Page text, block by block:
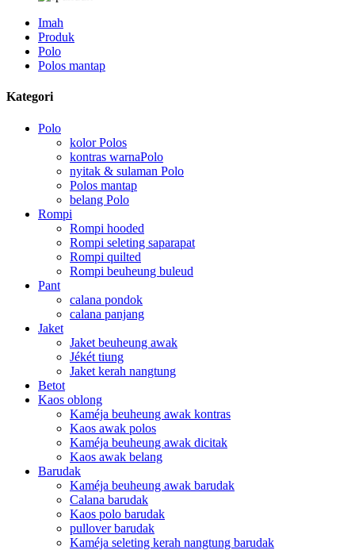
Imah
Produk
Polo
Polos mantap
Kategori
Polo
kolor Polos
kontras warnaPolo
nyitak & sulaman Polo
Polos mantap
belang Polo
Rompi
Rompi hooded
Rompi seleting saparapat
Rompi quilted
Rompi beuheung buleud
Pant
calana pondok
calana panjang
Jaket
Jaket beuheung awak
Jékét tiung
Jaket kerah nangtung
Betot
Kaos oblong
Kaméja beuheung awak kontras
Kaos awak polos
Kaméja beuheung awak dicitak
Kaos awak belang
Barudak
Kaméja beuheung awak barudak
Calana barudak
Kaos polo barudak
pullover barudak
Kaméja seleting kerah nangtung barudak